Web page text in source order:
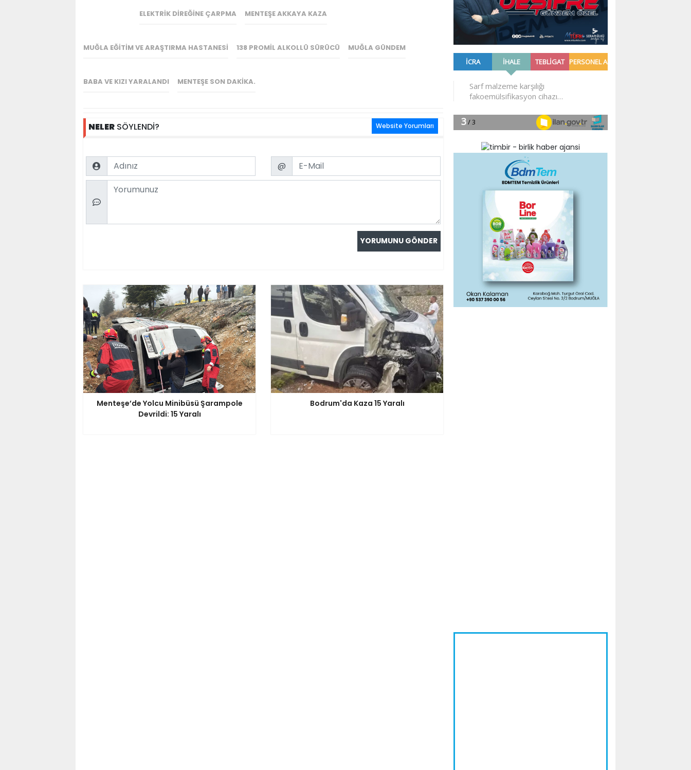
ELEKTRIK DIREĞINE ÇARPMA MENTEŞE AKKAYA KAZA
MUĞLA EĞITIM VE ARAŞTIRMA HASTANESI 138 PROMIL ALKOLLÜ SÜRÜCÜ MUĞLA GÜNDEM
BABA VE KIZI YARALANDI MENTEŞE SON DAKIKA.
NELER SÖYLENDİ? Website Yorumları
Name Email
@
Comment
Menteşe’de Yolcu Minibüsü Şarampole
Devrildi: 15 Yaralı
Bodrum'da Kaza 15 Yaralı